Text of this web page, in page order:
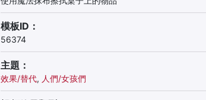
模板ID：
56374
主題：
效果/替代, 人們/女孩們